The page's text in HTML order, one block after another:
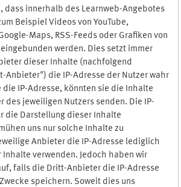
dass innerhalb des Learnweb-Angebotes
Beispiel Videos von YouTube,
Maps, RSS-Feeds oder Grafiken von
werden. Dies setzt immer
dieser Inhalte (nachfolgend
Anbieter") die IP-Adresse der Nutzer wahr
die IP-Adresse, könnten sie die Inhalte
des jeweiligen Nutzers senden. Die IP-
die Darstellung dieser Inhalte
uns nur solche Inhalte zu
Anbieter die IP-Adresse lediglich
verwenden. Jedoch haben wir
falls die Dritt-Anbieter die IP-Adresse
speichern. Soweit dies uns